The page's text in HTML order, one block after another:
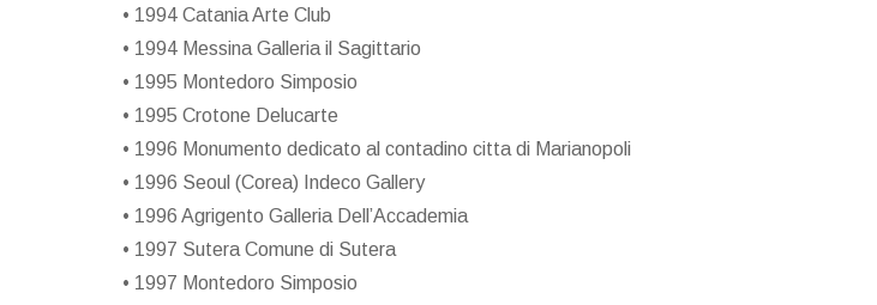
• 1994 Catania Arte Club
• 1994 Messina Galleria il Sagittario
• 1995 Montedoro Simposio
• 1995 Crotone Delucarte
• 1996 Monumento dedicato al contadino citta di Marianopoli
• 1996 Seoul (Corea) Indeco Gallery
• 1996 Agrigento Galleria Dell’Accademia
• 1997 Sutera Comune di Sutera
• 1997 Montedoro Simposio